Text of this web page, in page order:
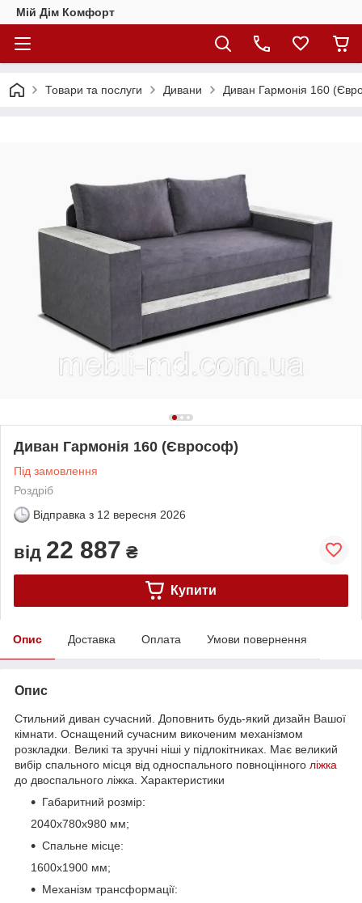
Мій Дім Комфорт
Товари та послуги Дивани Диван Гармонія 160
Диван Гармонія 160 (Єврософ)
Під замовлення
Роздріб
Відправка з 12 вересня 2026
від 22 887 ₴
Купити
Опис Доставка Оплата Умови повернення
Опис
Стильний диван сучасний. Доповнить будь-який дизайн Вашої
кімнати. Оснащений сучасним викоченим механізмом
розкладки. Великі та зручні ніші у підлокітниках. Має великий
вибір спального місця від односпального повноцінного ліжка
до двоспального ліжка. Характеристики
Габаритний розмір:
2040х780х980 мм;
Спальне місце:
1600х1900 мм;
Механізм трансформації: